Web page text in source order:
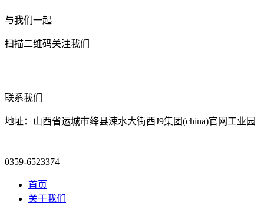
与我们一起
扫描二维码关注我们
联系我们
地址：山西省运城市绛县涑水大街西J9集团(china)官网工业园
0359-6523374
首页
关于我们